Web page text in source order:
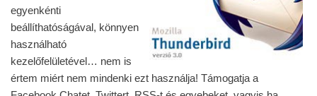
egyenkénti
beállíthatóságával, könnyen
használható
kezelőfelületével… nem is
értem miért nem mindenki ezt használja! Támogatja a